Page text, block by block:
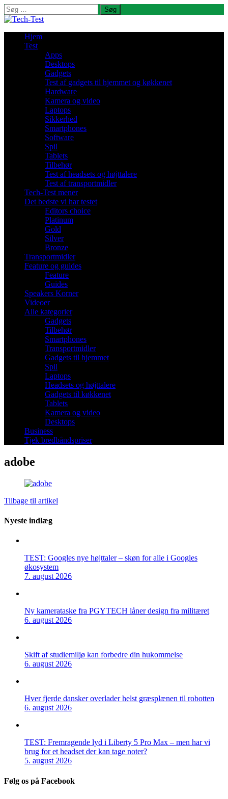
Søg
efter:
Hjem
Test
Apps
Desktops
Gadgets
Test af gadgets til hjemmet og køkkenet
Hardware
Kamera og video
Laptops
Sikkerhed
Smartphones
Software
Spil
Tablets
Tilbehør
Test af headsets og højttalere
Test af transportmidler
Tech-Test mener
Det bedste vi har testet
Editors choice
Platinum
Gold
Silver
Bronze
Transportmidler
Feature og guides
Feature
Guides
Speakers Korner
Videoer
Alle kategorier
Gadgets
Tilbehør
Smartphones
Transportmidler
Gadgets til hjemmet
Spil
Laptops
Headsets og højttalere
Gadgets til køkkenet
Tablets
Kamera og video
Desktops
Business
Tjek bredbåndspriser
adobe
Tilbage til artikel
Nyeste indlæg
TEST: Googles nye højttaler – skøn for alle i Googles
økosystem
7. august 2026
Ny kamerataske fra PGYTECH låner design fra militæret
6. august 2026
Skift af studiemiljø kan forbedre din hukommelse
6. august 2026
Hver fjerde dansker overlader helst græsplænen til robotten
6. august 2026
TEST: Fremragende lyd i Liberty 5 Pro Max – men har vi
brug for et headset der kan tage noter?
5. august 2026
Følg os på Facebook